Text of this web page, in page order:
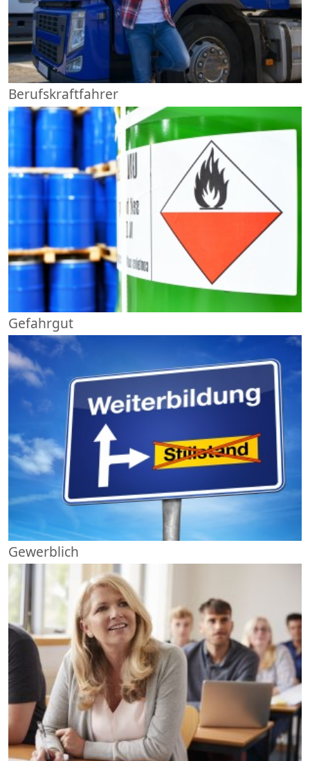
Berufskraftfahrer
Gefahrgut
Gewerblich